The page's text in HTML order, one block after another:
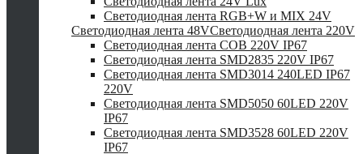
Светодиодная лента RGB+W и MIX 24V
Светодиодная лента 48VСветодиодная лента 220V
Светодиодная лента COB 220V IP67
Светодиодная лента SMD2835 220V IP67
Светодиодная лента SMD3014 240LED IP67
220V
Светодиодная лента SMD5050 60LED 220V
IP67
Светодиодная лента SMD3528 60LED 220V
IP67